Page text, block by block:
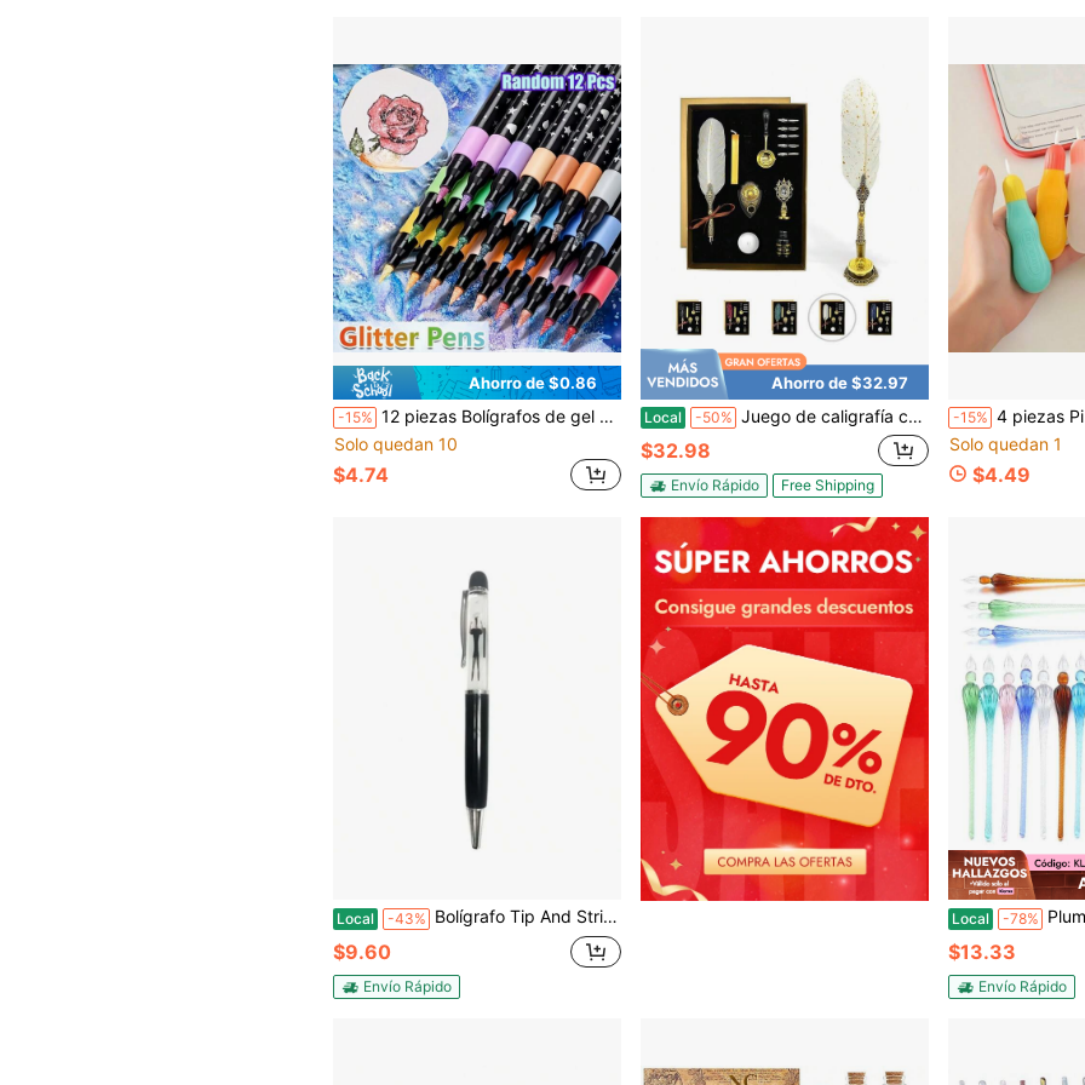
Ahorro de $0.86
-15% 12 piezas Bolígrafos de gel con purpurina de colores aleatorios, marcadores de acuarela vibrantes, marcadores de arte profesional, adecuados para pintura, manualidades DIY, tarjetas de felicitación y bocetos
Solo quedan 10
$4.74
Ahorro de $32.97
Local -50% Juego de caligrafía con pluma de pluma - Juego de pluma de inmersión antigua con 12 sellos de cera del zodíaco, tinta, puntas, soporte para pluma, sobres y papel - Regalo vintage para principiantes (Blanco)
$32.98
Envío Rápido Free Shipping
-15% 4 piezas Pinceles de agua de gran capacidad, pinceles de agua reutilizables para libros
Solo quedan 1
$4.49
Local -43% Bolígrafo Tip And Strip Nudie para hombre, bolígrafo flotante con diseño pícaro, regalo de broma atrevido, con tinta negra y funcionamiento real
$9.60
Envío Rápido
Local -78% Pluma de
$13.33
Envío Rápido